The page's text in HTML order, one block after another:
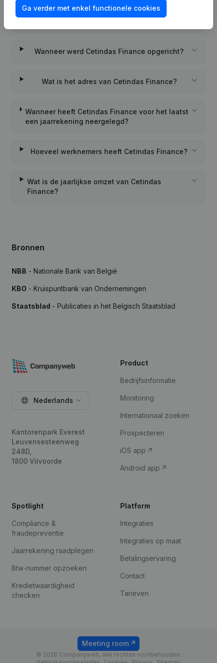
Wanneer werd Cetindas Finance opgericht?
Wat is het adres van Cetindas Finance?
Wanneer heeft Cetindas Finance voor het laatst
een jaarrekening neergelegd?
Hoeveel werknemers heeft Cetindas Finance?
Wat is de jaarlijkse omzet van Cetindas
Finance?
Bronnen
NBB - Nationale Bank van België
KBO - Kruispuntbank van Ondernemingen
Staatsblad - Publicaties in het Belgisch Staatsblad
Ga verder met enkel functionele cookies
Nederlands
Kantorenpark Everest
Leuvensesteenweg
248D,
1800 Vilvoorde
Product
Bedrijfsinformatie
Monitoring
Internationaal zoeken
Prospecteren
iOS app
Android app
Spotlight
Compliance &
fraudepreventie
Jaarrekening raadplegen
Btw-nummer opzoeken
Kredietwaardigheid
checken
Platform
Integraties
Integraties op maat
Betalingservaring
Contact
Tarieven
© 2026 Companyweb, alle rechten voorbehouden.
Meeting room